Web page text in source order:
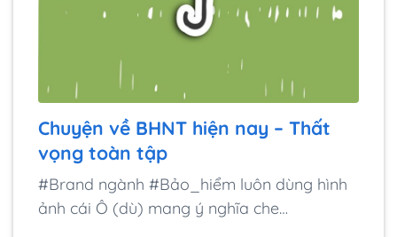
Chuyện về BHNT hiện nay – Thất
vọng toàn tập
#Brand ngành #Bảo_hiểm luôn dùng hình
ảnh cái Ô (dù) mang ý nghĩa che…